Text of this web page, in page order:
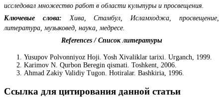
исследовал множество работ в области культуры и просвещения.
Ключевые слова: Хива, Стамбул, Исламходжа, просвещение,
литература, музыковед, наука, медресе.
References / Список литературы
Yusupov Polvonniyoz Hoji. Yosh Xivaliklar tarixi. Urganch, 1999.
Karimov N. Qurbon Beregin qismati. Toshkent, 2006.
Ahmad Zakiy Validiy Tugon. Hotiralar. Bashkiria, 1996.
Ссылка для цитирования данной статьи